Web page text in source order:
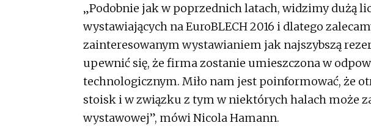
„Podobnie jak w poprzednich latach, widzimy dużą
wystawiających na EuroBLECH 2016 i dlatego
zainteresowanym wystawianiem jak najszybszą
upewnić się, że firma zostanie umieszczona w
technologicznym. Miło nam jest poinformować, że
stoisk i w związku z tym w niektórych halach może
wystawowej”, mówi Nicola Hamann.